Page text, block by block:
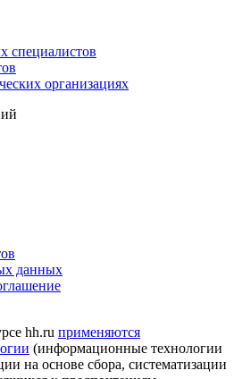
специалистов
организациях
данных
hh.ru применяются
(информационные технологии
на основе сбора, систематизации